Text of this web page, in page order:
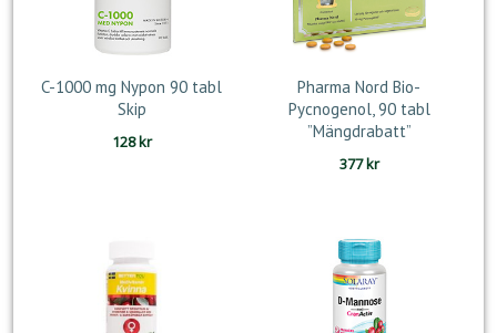
C-1000 mg Nypon 90 tabl
Skip
128kr
Pharma Nord Bio-
Pycnogenol, 90 tabl
”Mängdrabatt”
377kr